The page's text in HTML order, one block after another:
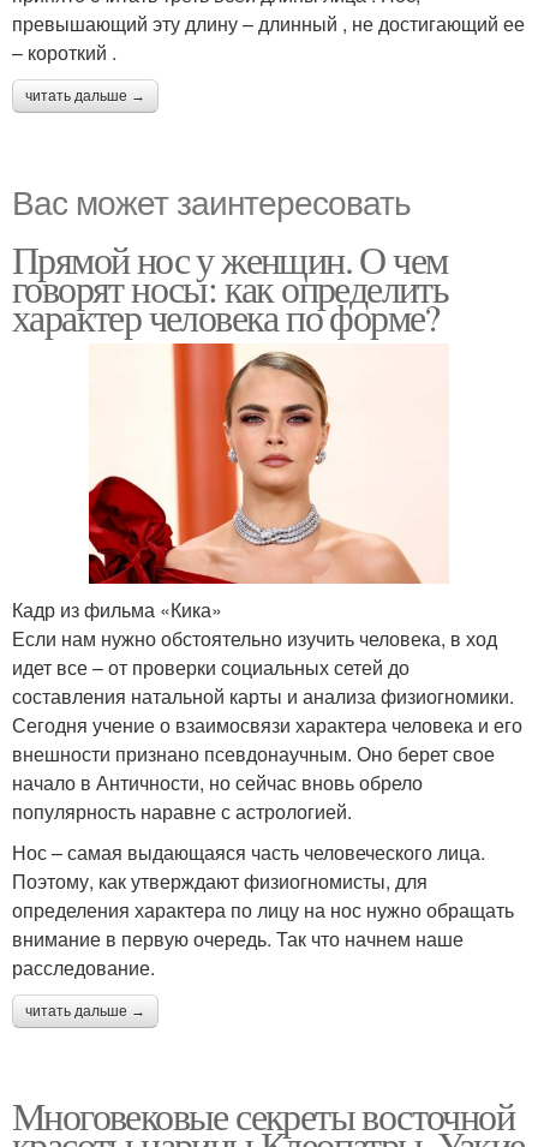
превышающий эту длину – длинный , не достигающий ее
– короткий .
читать дальше →
Вас может заинтересовать
Прямой нос у женщин. О чем
говорят носы: как определить
характер человека по форме?
Кадр из фильма «Кика»
Если нам нужно обстоятельно изучить человека, в ход
идет все – от проверки социальных сетей до
составления натальной карты и анализа физиогномики.
Сегодня учение о взаимосвязи характера человека и его
внешности признано псевдонаучным. Оно берет свое
начало в Античности, но сейчас вновь обрело
популярность наравне с астрологией.
Нос – самая выдающаяся часть человеческого лица.
Поэтому, как утверждают физиогномисты, для
определения характера по лицу на нос нужно обращать
внимание в первую очередь. Так что начнем наше
расследование.
читать дальше →
Многовековые секреты восточной